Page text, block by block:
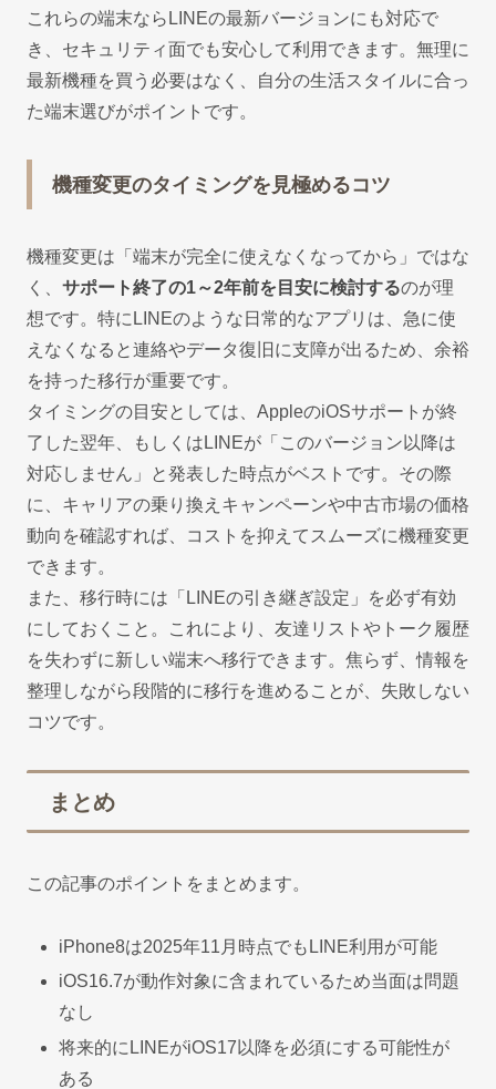
これらの端末ならLINEの最新バージョンにも対応で
き、セキュリティ面でも安心して利用できます。無理に
最新機種を買う必要はなく、自分の生活スタイルに合っ
た端末選びがポイントです。
機種変更のタイミングを見極めるコツ
機種変更は「端末が完全に使えなくなってから」ではな
く、 サポート終了の1～2年前を目安に検討するのが理
想です。特にLINEのような日常的なアプリは、急に使
えなくなると連絡やデータ復旧に支障が出るため、余裕
を持った移行が重要です。
タイミングの目安としては、AppleのiOSサポートが終
了した翌年、もしくはLINEが「このバージョン以降は
対応しません」と発表した時点がベストです。その際
に、キャリアの乗り換えキャンペーンや中古市場の価格
動向を確認すれば、コストを抑えてスムーズに機種変更
できます。
また、移行時には「LINEの引き継ぎ設定」を必ず有効
にしておくこと。これにより、友達リストやトーク履歴
を失わずに新しい端末へ移行できます。焦らず、情報を
整理しながら段階的に移行を進めることが、失敗しない
コツです。
まとめ
この記事のポイントをまとめます。
iPhone8は2025年11月時点でもLINE利用が可能
iOS16.7が動作対象に含まれているため当面は問題
なし
将来的にLINEがiOS17以降を必須にする可能性が
ある